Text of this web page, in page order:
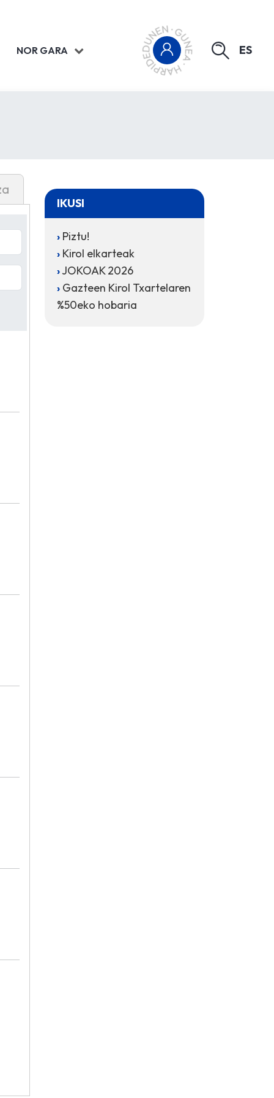
NOR GARA ES
IKUSI
Piztu!
Kirol elkarteak
JOKOAK 2026
Gazteen Kirol Txartelaren
%50eko hobaria